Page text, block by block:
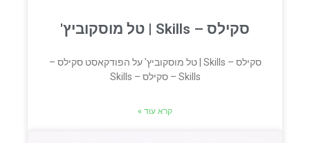
סקילס – Skills | טל מוסקוביץ'
סקילס – Skills | טל מוסקוביץ' על הפודקאסט סקילס –
Skills – סקילס – Skills
קרא עוד »